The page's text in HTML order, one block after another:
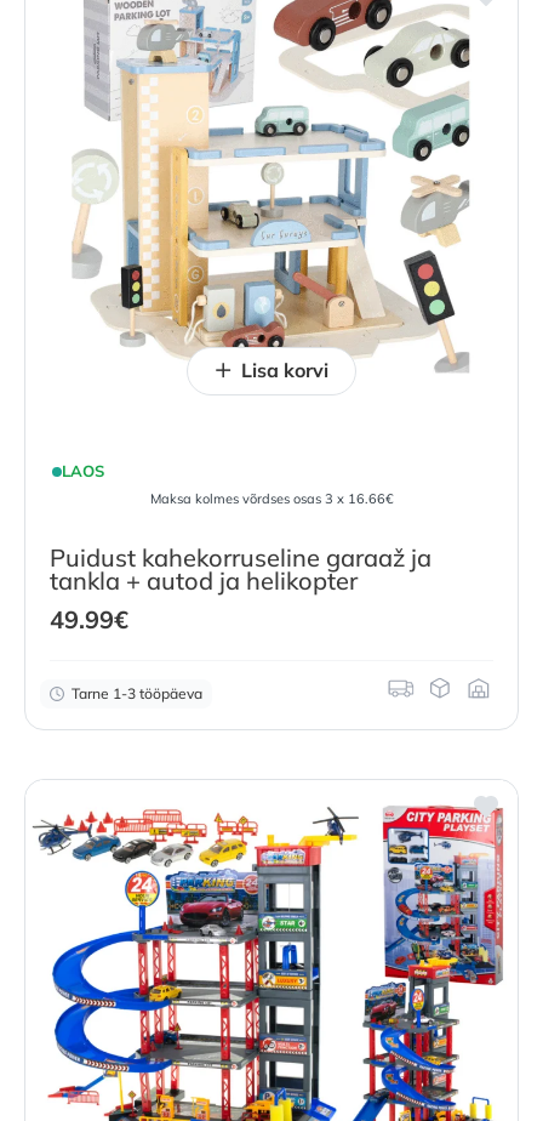
LAOS
Maksa kolmes võrdses osas 3 x 16.66€
Puidust kahekorruseline garaaž ja
tankla + autod ja helikopter
49.99€
Tarne 1-3 tööpäeva
Lisa korvi